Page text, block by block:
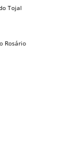
Tojal
Rosário